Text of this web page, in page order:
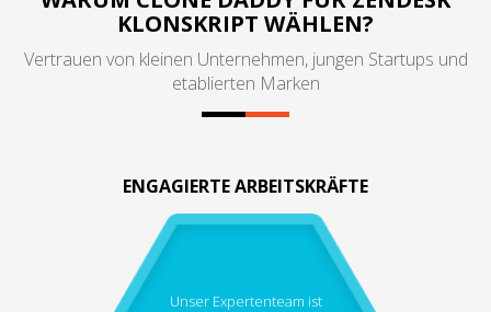
KLONSKRIPT WÄHLEN?
Vertrauen von kleinen Unternehmen, jungen Startups und
etablierten Marken
ENGAGIERTE ARBEITSKRÄFTE
Unser Expertenteam ist